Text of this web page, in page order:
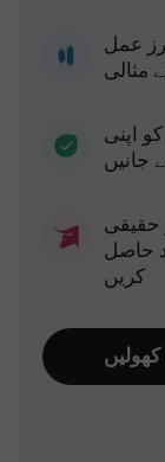
عمل
مثالی
اپنی
جانیں
حقیقی
حاصل
کریں
کھولیں